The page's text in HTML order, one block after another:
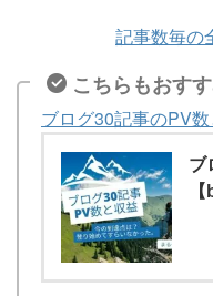
記事数毎の
こちらもおす
ブログ30記事のPV
ブ